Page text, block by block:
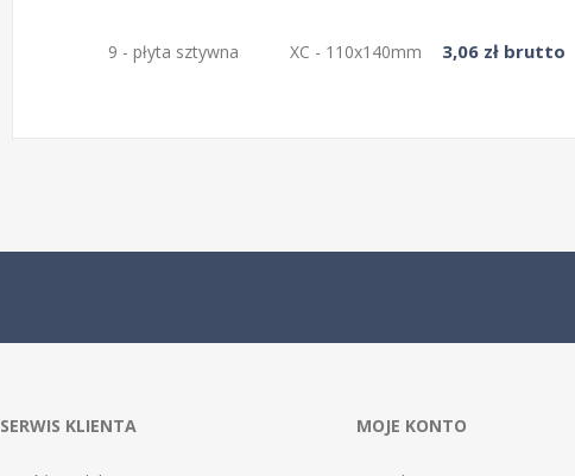
9 - płyta sztywna XC - 110x140mm 3,06 zł brutto
SERWIS KLIENTA MOJE KONTO